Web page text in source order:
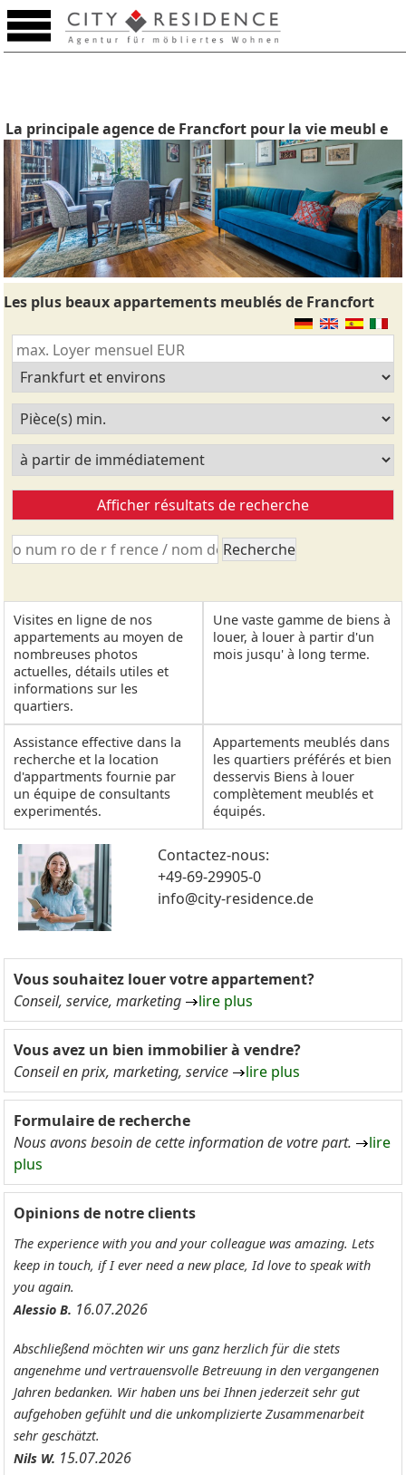
La principale agence de Francfort pour la vie meubl e
Les plus beaux appartements meublés de Francfort
Visites en ligne de nos
appartements au moyen de
nombreuses photos
actuelles, détails utiles et
informations sur les
quartiers.
Une vaste gamme de biens à
louer, à louer à partir d'un
mois jusqu' à long terme.
Assistance effective dans la
recherche et la location
d'appartments fournie par
un équipe de consultants
experimentés.
Appartements meublés dans
les quartiers préférés et bien
desservis Biens à louer
complètement meublés et
équipés.
Contactez-nous:
+49-69-29905-0
info@city-residence.de
Vous souhaitez louer votre appartement?
Conseil, service, marketing
lire plus
Vous avez un bien immobilier à vendre?
Conseil en prix, marketing, service
lire plus
Formulaire de recherche
Nous avons besoin de cette information de votre part.
lire
plus
Opinions de notre clients
The experience with you and your colleague was amazing. Lets
keep in touch, if I ever need a new place, Id love to speak with
you again.
Alessio B. 16.07.2026
Abschließend möchten wir uns ganz herzlich für die stets
angenehme und vertrauensvolle Betreuung in den vergangenen
Jahren bedanken. Wir haben uns bei Ihnen jederzeit sehr gut
aufgehoben gefühlt und die unkomplizierte Zusammenarbeit
sehr geschätzt.
Nils W. 15.07.2026